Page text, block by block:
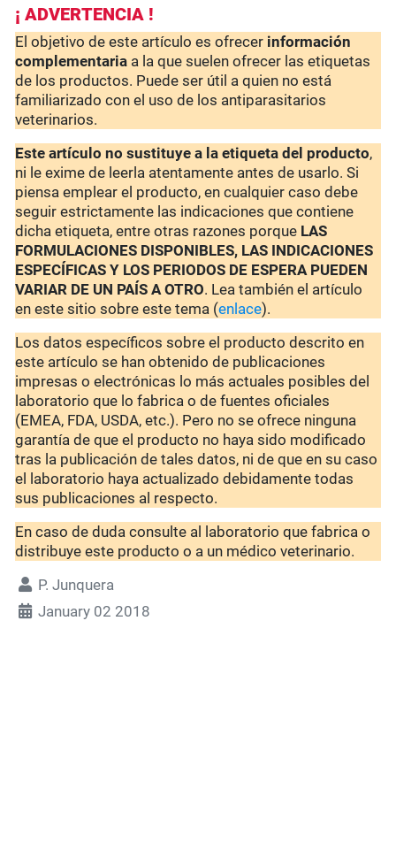
¡ ADVERTENCIA !
El objetivo de este artículo es ofrecer información
complementaria a la que suelen ofrecer las etiquetas
de los productos. Puede ser útil a quien no está
familiarizado con el uso de los antiparasitarios
veterinarios.
Este artículo no sustituye a la etiqueta del producto,
ni le exime de leerla atentamente antes de usarlo. Si
piensa emplear el producto, en cualquier caso debe
seguir estrictamente las indicaciones que contiene
dicha etiqueta, entre otras razones porque LAS
FORMULACIONES DISPONIBLES, LAS INDICACIONES
ESPECÍFICAS Y LOS PERIODOS DE ESPERA PUEDEN
VARIAR DE UN PAÍS A OTRO. Lea también el artículo
en este sitio sobre este tema (enlace).
Los datos específicos sobre el producto descrito en
este artículo se han obtenido de publicaciones
impresas o electrónicas lo más actuales posibles del
laboratorio que lo fabrica o de fuentes oficiales
(EMEA, FDA, USDA, etc.). Pero no se ofrece ninguna
garantía de que el producto no haya sido modificado
tras la publicación de tales datos, ni de que en su caso
el laboratorio haya actualizado debidamente todas
sus publicaciones al respecto.
En caso de duda consulte al laboratorio que fabrica o
distribuye este producto o a un médico veterinario.
P. Junquera
January 02 2018